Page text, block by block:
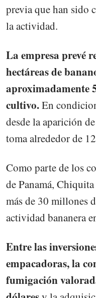
previa que han sido
la actividad.
La empresa prevé
hectáreas de
aproximadamente
cultivo.En
desde la aparición
toma alrededor de
Como parte de los
de Panamá,
más de 30 millones
actividad bananera
Entre las
empacadoras, la
fumigación